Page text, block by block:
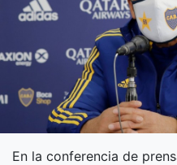
En la conferencia de